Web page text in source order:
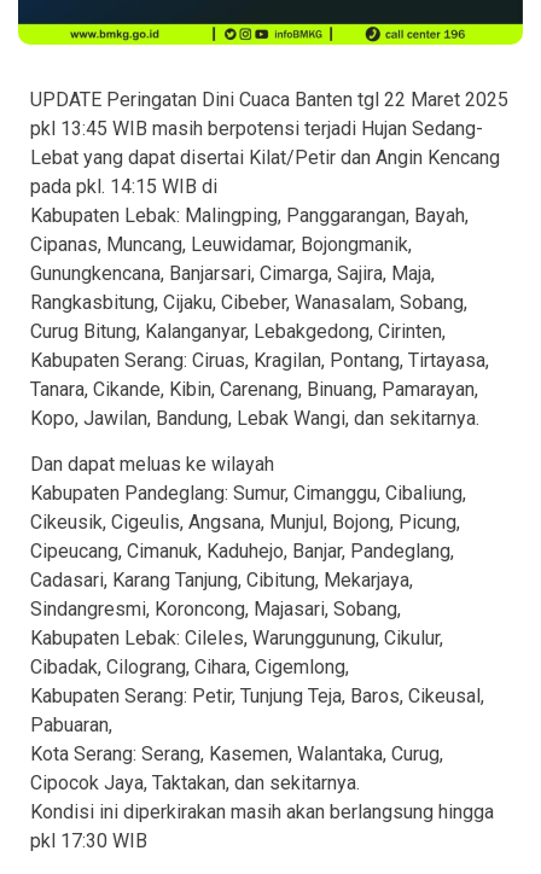
UPDATE Peringatan Dini Cuaca Banten tgl 22 Maret 2025
pkl 13:45 WIB masih berpotensi terjadi Hujan Sedang-
Lebat yang dapat disertai Kilat/Petir dan Angin Kencang
pada pkl. 14:15 WIB di
Kabupaten Lebak: Malingping, Panggarangan, Bayah,
Cipanas, Muncang, Leuwidamar, Bojongmanik,
Gunungkencana, Banjarsari, Cimarga, Sajira, Maja,
Rangkasbitung, Cijaku, Cibeber, Wanasalam, Sobang,
Curug Bitung, Kalanganyar, Lebakgedong, Cirinten,
Kabupaten Serang: Ciruas, Kragilan, Pontang, Tirtayasa,
Tanara, Cikande, Kibin, Carenang, Binuang, Pamarayan,
Kopo, Jawilan, Bandung, Lebak Wangi, dan sekitarnya.
Dan dapat meluas ke wilayah
Kabupaten Pandeglang: Sumur, Cimanggu, Cibaliung,
Cikeusik, Cigeulis, Angsana, Munjul, Bojong, Picung,
Cipeucang, Cimanuk, Kaduhejo, Banjar, Pandeglang,
Cadasari, Karang Tanjung, Cibitung, Mekarjaya,
Sindangresmi, Koroncong, Majasari, Sobang,
Kabupaten Lebak: Cileles, Warunggunung, Cikulur,
Cibadak, Cilograng, Cihara, Cigemlong,
Kabupaten Serang: Petir, Tunjung Teja, Baros, Cikeusal,
Pabuaran,
Kota Serang: Serang, Kasemen, Walantaka, Curug,
Cipocok Jaya, Taktakan, dan sekitarnya.
Kondisi ini diperkirakan masih akan berlangsung hingga
pkl 17:30 WIB